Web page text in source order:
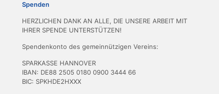
Spenden
HERZLICHEN DANK AN ALLE, DIE UNSERE ARBEIT MIT
IHRER SPENDE UNTERSTÜTZEN!
Spendenkonto des gemeinnützigen Vereins:
SPARKASSE HANNOVER
IBAN: DE88 2505 0180 0900 3444 66
BIC: SPKHDE2HXXX